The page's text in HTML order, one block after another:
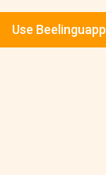
Use Beelinguapp